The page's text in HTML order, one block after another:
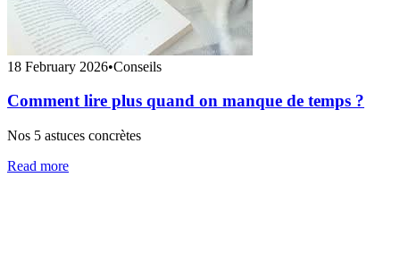
18 February 2026•Conseils
Comment lire plus quand on manque de temps ?
Nos 5 astuces concrètes
Read more